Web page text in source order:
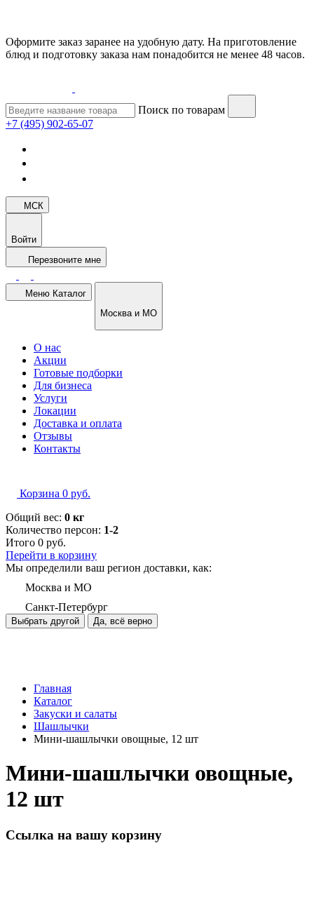
Оформите заказ заранее на удобную дату. На приготовление
блюд и подготовку заказа нам понадобится не менее 48 часов.
Поиск по товарам
+7 (495) 902-65-07
МСК
Войти
Перезвоните мне
Меню Каталог
Москва и МО
О нас
Акции
Готовые подборки
Для бизнеса
Услуги
Локации
Доставка и оплата
Отзывы
Контакты
Корзина 0 руб.
Общий вес: 0 кг
Количество персон: 1-2
Итого 0 руб.
Перейти в корзину
Мы определили ваш регион доставки, как:
Москва и МО
Санкт-Петербург
Выбрать другой Да, всё верно
Главная
Каталог
Закуски и салаты
Шашлычки
Мини-шашлычки овощные, 12 шт
Мини-шашлычки овощные,
12 шт
Ссылка на вашу корзину